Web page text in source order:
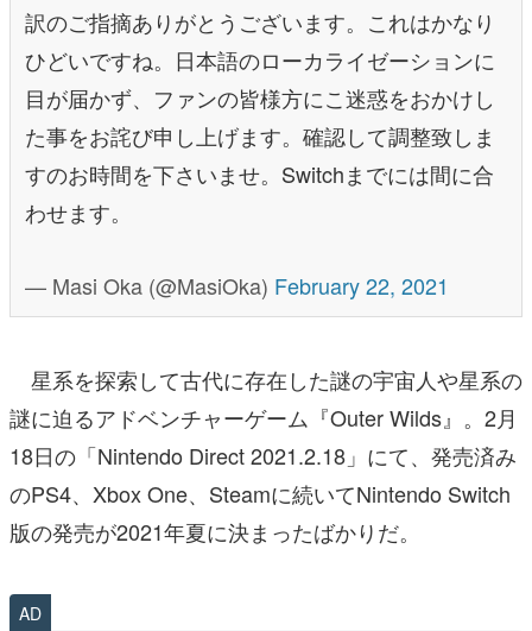
訳のご指摘ありがとうございます。これはかなり
ひどいですね。日本語のローカライゼーションに
目が届かず、ファンの皆様方にこ迷惑をおかけし
た事をお詫び申し上げます。確認して調整致しま
すのお時間を下さいませ。Switchまでには間に合
わせます。
— Masi Oka (@MasiOka) February 22, 2021
星系を探索して古代に存在した謎の宇宙人や星系の
謎に迫るアドベンチャーゲーム『Outer Wilds』。2月
18日の「Nintendo Direct 2021.2.18」にて、発売済み
のPS4、Xbox One、Steamに続いてNintendo Switch
版の発売が2021年夏に決まったばかりだ。
AD